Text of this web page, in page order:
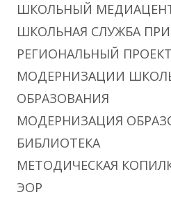
ШКОЛЬНЫЙ
ШКОЛЬНАЯ СЛУЖБА
РЕГИОНАЛЬНЫЙ
МОДЕРНИЗАЦИИ
ОБРАЗОВАНИЯ
МОДЕРНИЗАЦИЯ
БИБЛИОТЕКА
МЕТОДИЧЕСКАЯ
ЭОР